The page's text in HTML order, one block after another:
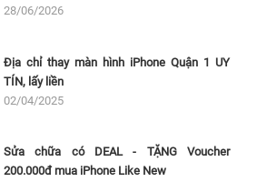
28/06/2026
Địa chỉ thay màn hình iPhone Quận 1 UY
TÍN, lấy liền
02/04/2025
Sửa chữa có DEAL - TẶNG Voucher
200.000đ mua iPhone Like New